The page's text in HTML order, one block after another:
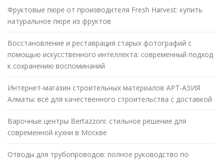
Фруктовые пюре от производителя Fresh Harvest: купить
натуральное пюре из фруктов
Восстановление и реставрация старых фотографий с
помощью искусственного интеллекта: современный подход
к сохранению воспоминаний
Интернет-магазин строительных материалов АРТ-АЗИЯ
Алматы: всё для качественного строительства с доставкой
Варочные центры Bertazzoni: стильное решение для
современной кухни в Москве
Отводы для трубопроводов: полное руководство по